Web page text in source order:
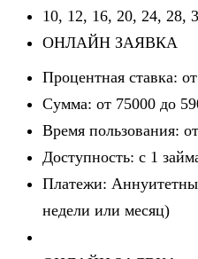
10, 12, 16, 20, 24, 28,
ОНЛАЙН ЗАЯВКА
Процентная ставка:
Сумма: от 75000 до
Время пользования:
Доступность: c 1
Платежи:
недели или месяц)